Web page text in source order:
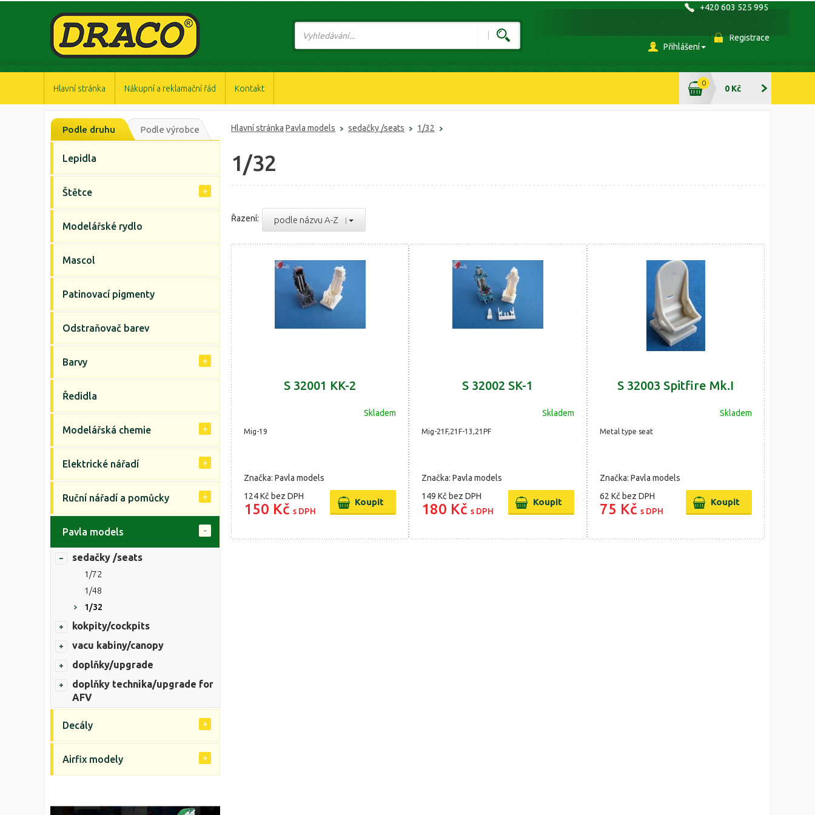
+420 603 525 995
Přihlášení
Registrace
Hlavní stránka Nákupní a reklamační řád Kontakt
0
0 Kč
Hlavní stránka Pavla models sedačky /seats 1/32
1/32
Řazení: podle názvu A-Z
S 32001 KK-2
Skladem
Mig-19
Značka: Pavla models
124 Kč bez DPH
150 Kč s DPH
S 32002 SK-1
Skladem
Mig-21F,21F-13,21PF
Značka: Pavla models
149 Kč bez DPH
180 Kčs DPH
S 32003 Spitfire Mk.I
Skladem
Metal type seat
Značka: Pavla models
62 Kč bez DPH
75 Kč s DPH
Podle druhu Podle výrobce
Lepidla
Štětce
Modelářské rydlo
Mascol
Patinovací pigmenty
Odstraňovač barev
Barvy
Ředidla
Modelářská chemie
Elektrické nářadí
Ruční nářadí a pomůcky
Pavla models
sedačky /seats
1/72
1/48
1/32
kokpity/cockpits
vacu kabiny/canopy
doplňky/upgrade
doplňky technika/upgrade for
AFV
Decály
Airfix modely